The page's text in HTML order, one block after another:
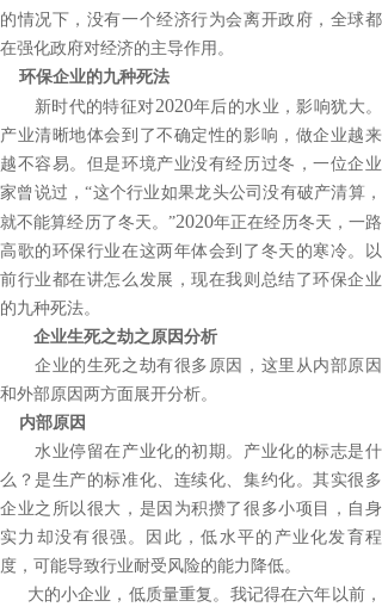
的情况下，没有一个经济行为会离开政府，全球都
在强化政府对经济的主导作用。
环保企业的九种死法
新时代的特征对2020年后的水业，影响犹大。
产业清晰地体会到了不确定性的影响，做企业越来
越不容易。但是环境产业没有经历过冬，一位企业
家曾说过，“这个行业如果龙头公司没有破产清算，
就不能算经历了冬天。”2020年正在经历冬天，一路
高歌的环保行业在这两年体会到了冬天的寒冷。以
前行业都在讲怎么发展，现在我则总结了环保企业
的九种死法。
企业生死之劫之原因分析
企业的生死之劫有很多原因，这里从内部原因
和外部原因两方面展开分析。
内部原因
水业停留在产业化的初期。产业化的标志是什
么？是生产的标准化、连续化、集约化。其实很多
企业之所以很大，是因为积攒了很多小项目，自身
实力却没有很强。因此，低水平的产业化发育程
度，可能导致行业耐受风险的能力降低。
大的小企业，低质量重复。我记得在六年以前，